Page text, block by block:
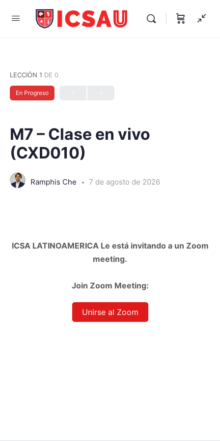
LECCIÓN 1 DE 0
En Progreso
M7 – Clase en vivo
(CXD010)
Ramphis Che 7 de agosto de 2026
ICSA LATINOAMERICA Le está invitando a un Zoom
meeting.
Join Zoom Meeting:
Unirse al Zoom